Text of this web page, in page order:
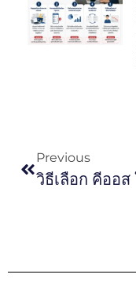
Previous